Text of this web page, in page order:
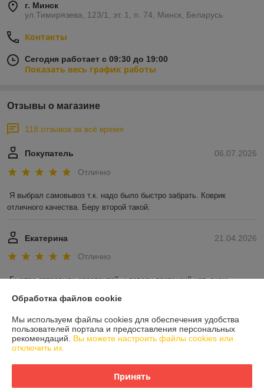
г. Минск
ул.Тимирязева, 123/1, эт. 1, п. 74, Минск, Беларусь
Контакты
Сегодня работает с 09:30 до 19:00
Показать весь график работы
Отзывы о магазине
118 отзывов за всё время
06.07.2026
Покупатель
Отлично
Я выбрал самовывоз т.к. надо было быстро забрать. Коврик
отличного качества. Беру второй такой.
21.04.2026
Екатерина
Отлично
Быстро отправили европочтой, к товару претензий нет, очень
Обязательно снова вернусь в этот интернет-магазин
Показать все отзывы
О нас
Обработка файлов cookie
Мы используем файлы cookies для обеспечения удобства
пользователей портала и предоставления персональных
рекомендаций. Вы можете настроить файлы cookies или
отключить их.
Принять